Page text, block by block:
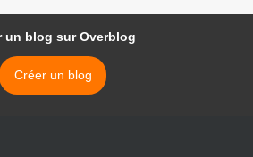
un blog sur Overblog
Créer un blog